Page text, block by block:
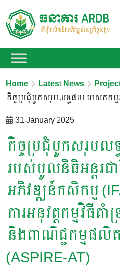
Home Latest News
31 January 2025
កិច្ចប្រជុំបូកសរុបល
របស់មូលនិធិអន្តរជ
អភិវឌ្ឍន៍កសិកម្ម
ការអនុវត្តកម្មវិធីគ
និងពាណិជ្ជកម្មផលិ
(ASPIRE-AT)